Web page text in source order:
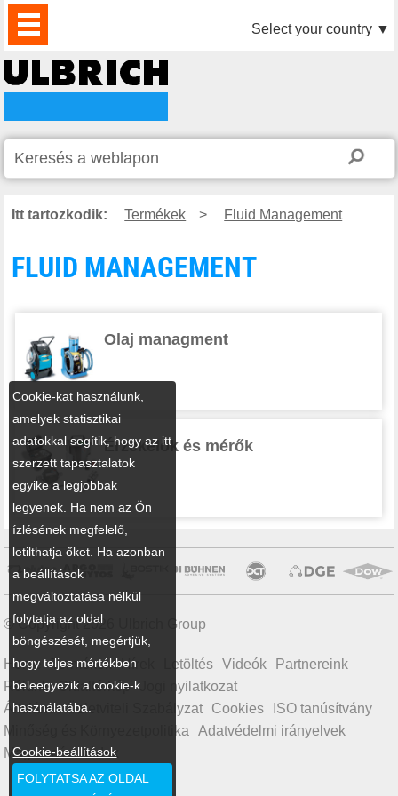
TERMÉKEK
HÍREK
LETÖLTÉS
VIDEÓK
PARTNEREINK
RÓLUNK
KAPCSOLAT Select your country ▼
Itt tartozkodik: Termékek > Fluid Management
FLUID MANAGEMENT
Olaj managment
Érzékelők és mérők
© Copyright 2026 Ulbrich Group
Home Termékek Hírek Letöltés Videók
Partnereink
Rólunk Oldaltérkép Jogi nyilatkozat
Általános Üzletviteli Szabályzat
Cookies
ISO tanúsítvány
Minőség és Környezetpolitika
Adatvédelmi irányelvek
Magatartási kódex
Cookie-kat használunk,
amelyek statisztikai
adatokkal segítik, hogy az itt
szerzett tapasztalatok
egyike a legjobbak
legyenek. Ha nem az Ön
ízlésének megfelelő,
letilthatja őket. Ha azonban
a beállítások
megváltoztatása nélkül
folytatja az oldal
böngészését, megértjük,
hogy teljes mértékben
beleegyezik a cookie-k
használatába.
Cookie-beállítások
FOLYTATSA AZ OLDAL